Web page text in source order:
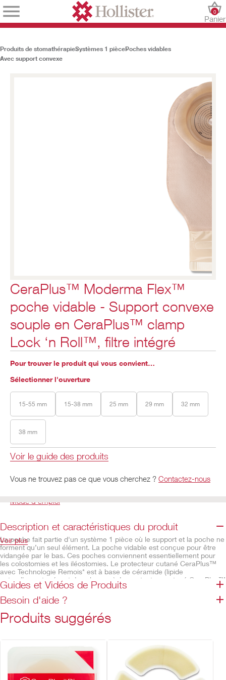
Panier
0
Produits de stomathérapieSystèmes 1 piècePoches vidables
Avec support convexe
CeraPlus™ Moderma Flex™
poche vidable - Support convexe
souple en CeraPlus™ clamp
Lock ‘n Roll™, filtre intégré
Pour trouver le produit qui vous convient…
Sélectionner l'ouverture
15-55 mm 15-38 mm 25 mm 29 mm 32 mm
38 mm
Voir le guide des produits
Vous ne trouvez pas ce que vous cherchez ? Contactez-nous
Mode d’emploi
Description et caractéristiques du produit
La poche fait partie d'un système 1 pièce où le support et la poche ne
forment qu’un seul élément. La poche vidable est conçue pour être
vidangée par le bas. Ces poches conviennent essentiellement pour
les colostomies et les iléostomies. Le protecteur cutané CeraPlus™
avec Technologie Remois* est à base de céramide (lipide
naturellement présent dans la peau). Le protecteur cutané CeraPlus™
est conçu pour aider à maintenir la santé de la peau péristomiale et
protéger sa barrière d’hydratation naturelle. La poche vidable
Moderma Flex™ dispose d’un clamp intégré Lock 'n Roll™ sûr et
facile à utiliser grâce à ses villosités auto-aggripantes sur le rabat de
fermeture qui s'imbriquent les unes dans les autres. Le filtre intégré
AF300™ permet de libérer progressivement les gaz tout en assurant
Les produits CeraPlus™* ont reçu l'accréditation de la Skin
Health Alliance. Cette accréditation répond à des normes
strictes relatives à la sécurité, l’efficacité, l’éthique et le
Voir plus
Guides et Vidéos de Produits
Besoin d'aide ?
Produits suggérés